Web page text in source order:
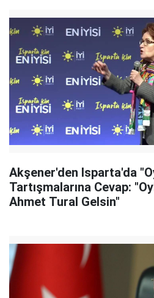
Akşener'den Isparta'da
Tartışmalarına Cevap:
Ahmet Tural Gelsin"